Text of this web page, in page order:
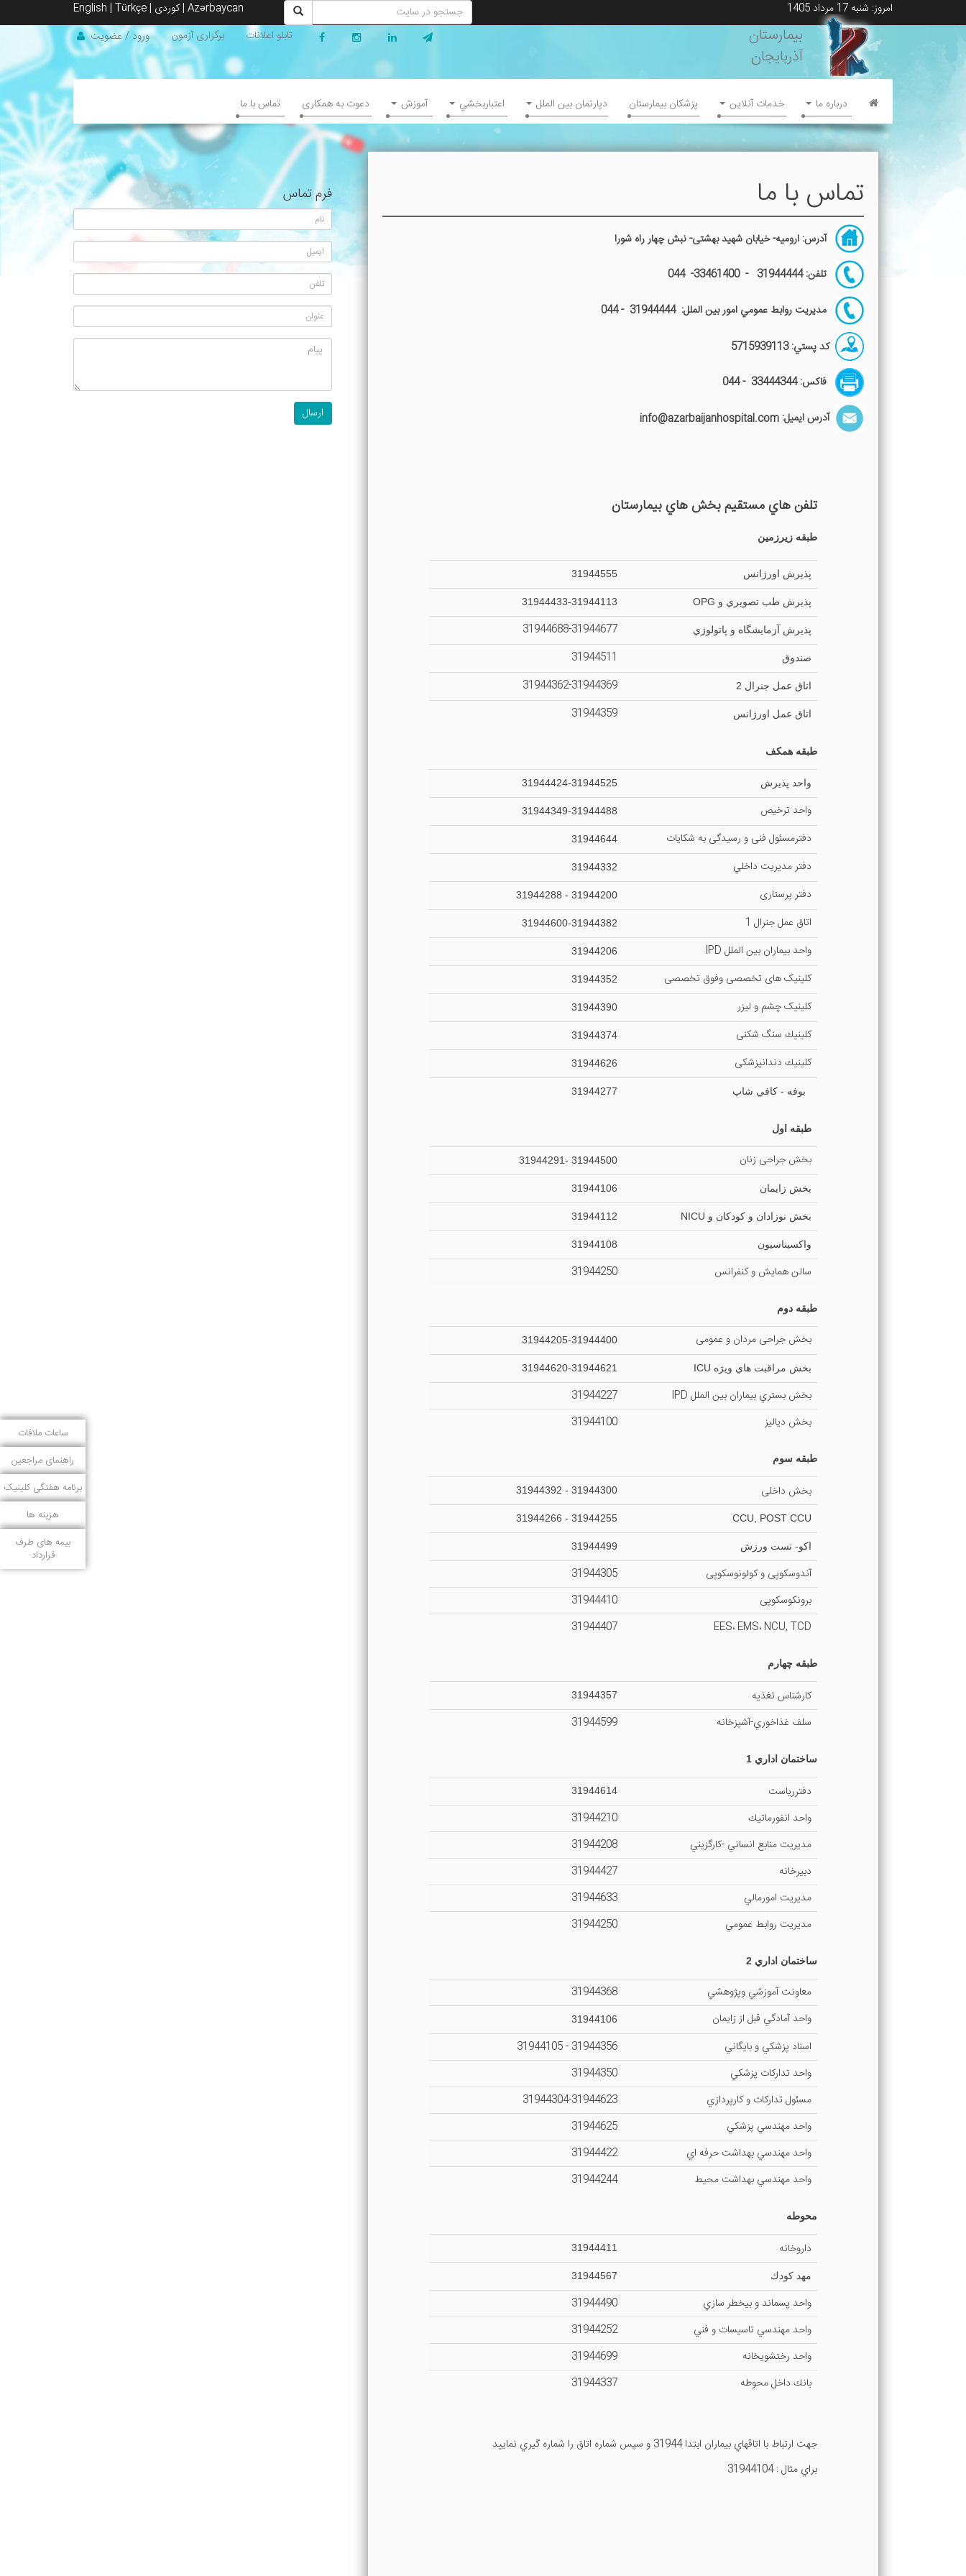
امروز: شنبه 17 مرداد 1405 Azərbaycan
|کوردی |
English | Türkçe
بیمارستان
آذربایجان
تابلو اعلانات برگزاری آزمون ورود /عضویت
درباره ما خدمات آنلاين پزشکان بیمارستان دپارتمان بين الملل اعتباربخشي آموزش دعوت به همکاری تماس با ما
ساعات ملاقات
راهنمای مراجعین
برنامه هفتگی کلینیک
هزینه ها
بیمه های طرف
قرارداد
تماس با ما
آدرس: ارومیه- خیابان شهید بهشتی- نبش چهار راه شورا
تلفن: 31944444 - 33461400- 044
مديريت روابط عمومي امور بين الملل: 31944444 - 044
كد پستي: 5715939113
فاكس: 33444344 - 044
آدرس ايميل:
تلفن هاي مستقيم بخش هاي بيمارستان
طبقه زيرزمين
پذيرش اورژانس 31944555
پذيرش طب تصويري و OPG 31944433-31944113
پذيرش آزمایشگاه و پاتولوژي 31944688-31944677
صندوق 31944511
اتاق عمل جنرال 2 31944362-31944369
اتاق عمل اورژانس 31944359
طبقه همكف
واحد پذیرش 31944424-31944525
واحد ترخیص 31944349-31944488
دفترمسئول فنی و رسیدگی به شکایات 31944644
دفتر مدیریت داخلي 31944332
دفتر پرستاری 31944200 - 31944288
اتاق عمل جنرال 1 31944600-31944382
واحد بيماران بين الملل IPD 31944206
كلينيک های تخصصی وفوق تخصصی 31944352
کلینیک چشم و لیزر 31944390
كلينيك سنگ شکنی 31944374
كلينيك دندانپزشکی 31944626
بوفه - كافي شاپ 31944277
طبقه اول
بخش جراحی زنان 31944500 -31944291
بخش زايمان 31944106
بخش نوزادان و كودكان و NICU 31944112
واكسيناسيون 31944108
سالن همايش و كنفرانس 31944250
طبقه دوم
بخش جراحی مردان و عمومی 31944205-31944400
بخش مراقبت هاي ويژه ICU 31944620-31944621
بخش بستري بيماران بين الملل IPD
31944227
بخش دياليز
31944100
طبقه سوم
بخش داخلی 31944300 - 31944392
‍CCU, POST CCU
31944255 - 31944266
اكو- تست ورزش 31944499
آندوسکوپی و کولونوسکوپی
31944305
برونکوسکوپی
31944410
EES، EMS، NCU, TCD
31944407
طبقه چهارم
كارشناس تغذيه 31944357
سلف غذاخوري-آشپزخانه 31944599
ساختمان اداري 1
دفتررياست 31944614
واحد انفورماتيك
31944210
مديريت منابع انساني -كارگزيني
31944208
دبيرخانه
31944427
مديريت امورمالي
31944633
مديريت روابط عمومي
31944250
ساختمان اداري 2
معاونت آموزشي وپژوهشي
31944368
واحد آمادگي قبل از زايمان
31944106
اسناد پزشكي و بايگاني
31944356 - 31944105
واحد تداركات پزشكي
31944350
مسئول تداركات و كارپردازي
31944304-31944623
واحد مهندسي پزشكي
31944625
واحد مهندسي بهداشت حرفه اي
31944422
واحد مهندسي بهداشت محيط
31944244
محوطه
داروخانه 31944411
مهد كودك 31944567
واحد پسماند و بيخطر سازي
31944490
واحد مهندسي تاسيسات و فني
31944252
واحد رختشويخانه
31944699
بانك داخل محوطه
31944337
جهت ارتباط با اتاقهاي بيماران ابتدا 31944 و سپس شماره اتاق را شماره گيري نماييد
براي مثال : 31944104
فرم تماس